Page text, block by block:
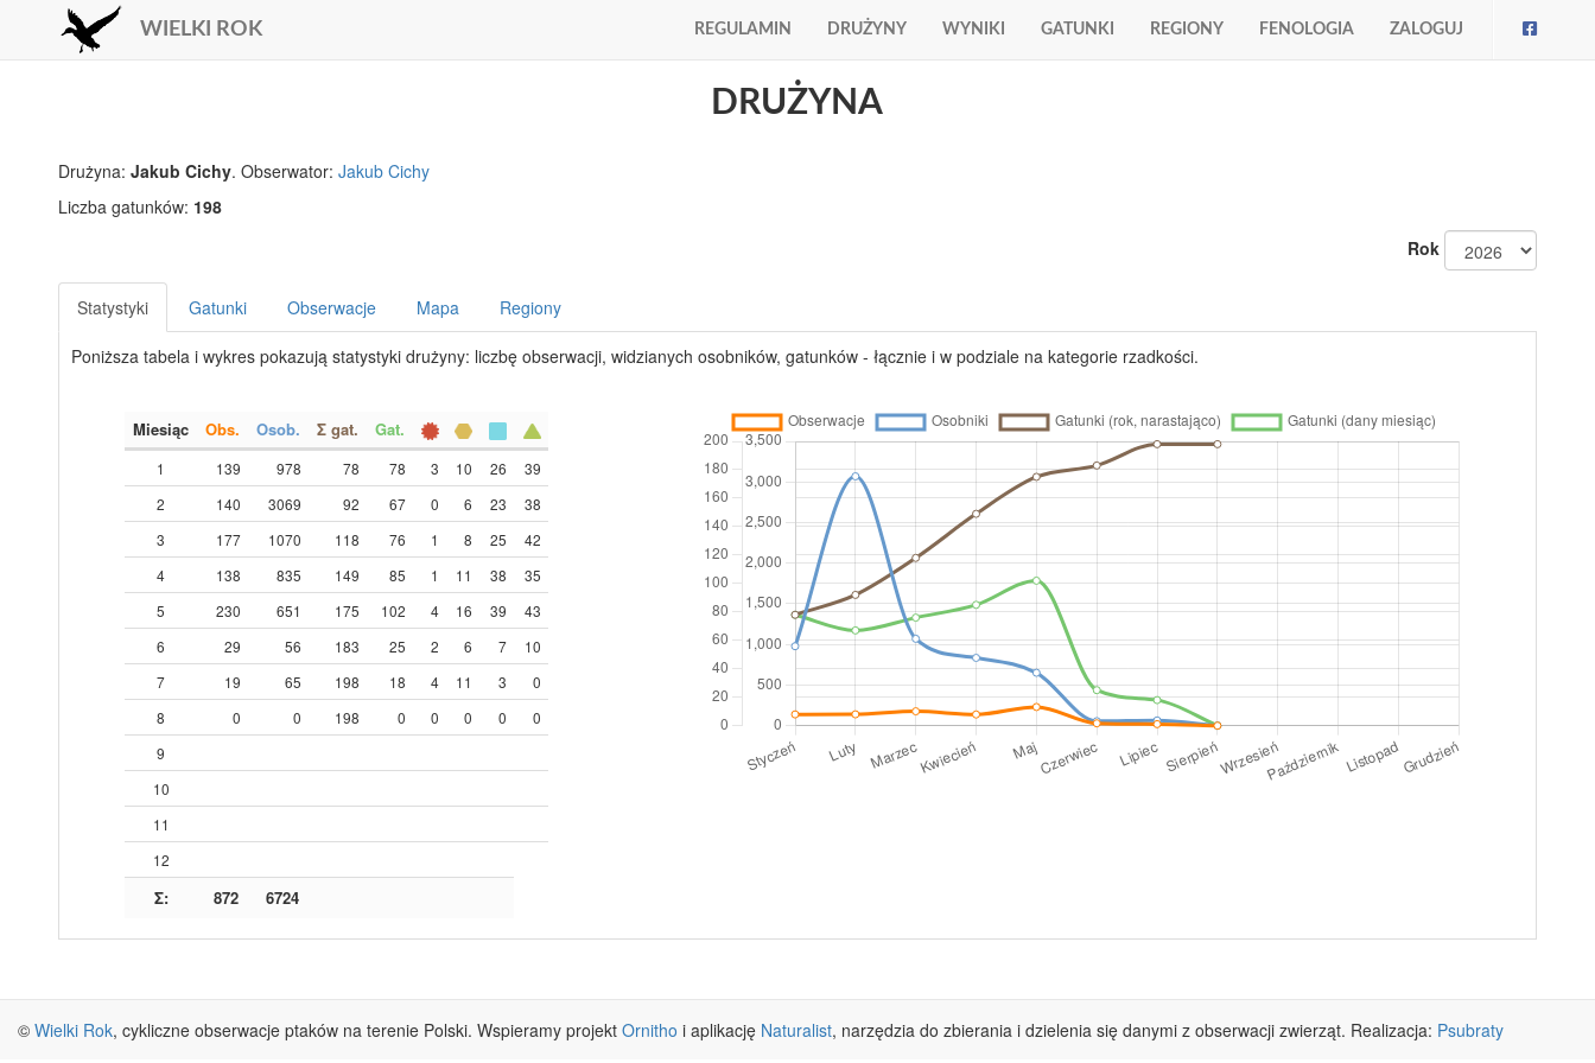
WIELKI ROK REGULAMIN DRUŻYNY WYNIKI GATUNKI REGIONY FENOLOGIA ZALOGUJ
DRUŻYNA
Drużyna: Jakub Cichy. Obserwator: Jakub Cichy
Liczba gatunków: 198
Rok
Statystyki Gatunki Obserwacje Mapa Regiony
Poniższa tabela i wykres pokazują statystyki drużyny: liczbę obserwacji, widzianych osobników, gatunków - łącznie i w podziale na kategorie rzadkości.
Miesiąc Obs. Osob. Σ gat. Gat.
1 139 978 78 78 3 10 26
39
2
140 3069 92 67 0 6 23
38
3
177 1070 118 76 1 8 25
42
4
138 835 149 85 1 11 38
35
5
230 651 175 102 4 16 39
43
6
29 56 183 25 2 6 7
10
7
19 65 198 18 4 11 3
0
8
0 0 198 0 0 0 0
0
9
10
11
12
Σ: 872 6724
© Wielki Rok, cykliczne obserwacje ptaków na terenie Polski. Wspieramy projekt Ornitho i aplikację Naturalist, narzędzia do zbierania i dzielenia się danymi z obserwacji zwierząt. Realizacja: Psubraty